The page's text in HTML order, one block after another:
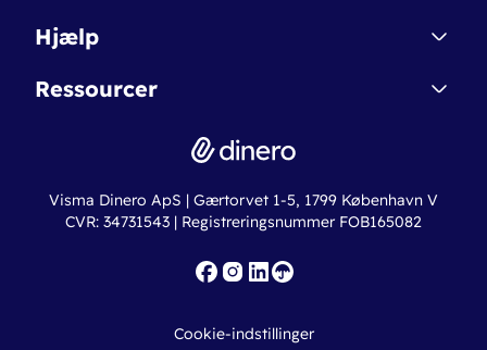
Betingelser & Sikkerhed
Nye funktioner
Dinero Starter
Dinero Pro
Erhvervslån
Fakturaskabeloner
Hjælp
Regnskabsordbogen
Online regnskabskurser
Ressourcer
Ny virksomhed
Iværksætterlegat
Visma Dinero ApS | Gærtorvet 1-5, 1799 København V
CVR: 34731543 | Registreringsnummer FOB165082
Cookie-indstillinger